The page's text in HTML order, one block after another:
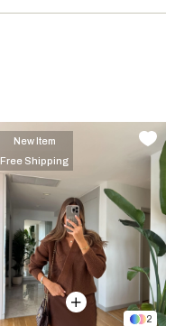
2
New Item
Free Shipping